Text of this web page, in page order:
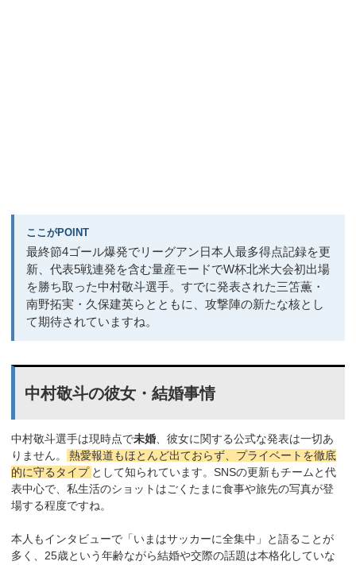
ここがPOINT
最終節4ゴール爆発でリーグアン日本人最多得点記録を更
新、代表5戦連発を含む量産モードでW杯北米大会初出場
を勝ち取った中村敬斗選手。すでに発表された三笘薫・
南野拓実・久保建英らとともに、攻撃陣の新たな核とし
て期待されていますね。
中村敬斗の彼女・結婚事情
中村敬斗選手は現時点で未婚、彼女に関する公式な発表は一切あ
りません。
熱愛報道もほとんど出ておらず、プライベートを徹底
的に守るタイプ として知られています。SNSの更新もチームと代
表中心で、私生活のショットはごくたまに食事や旅先の写真が登
場する程度ですね。
本人もインタビューで「いまはサッカーに全集中」と語ることが
多く、25歳という年齢ながら結婚や交際の話題は本格化していな